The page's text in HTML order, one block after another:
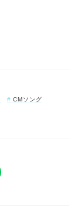
CMソング